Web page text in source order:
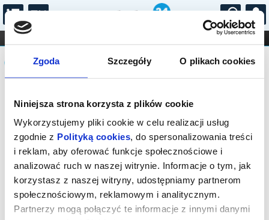
Zgoda Szczegóły O plikach cookies
Niniejsza strona korzysta z plików cookie
Wykorzystujemy pliki cookie w celu realizacji usług
zgodnie z Polityką cookies, do spersonalizowania treści
i reklam, aby oferować funkcje społecznościowe i
analizować ruch w naszej witrynie. Informacje o tym, jak
korzystasz z naszej witryny, udostępniamy partnerom
społecznościowym, reklamowym i analitycznym.
Partnerzy mogą połączyć te informacje z innymi danymi
...
FILHARMONIA OPERA I BALET
STAND-UP
DLA DZIECI
Komunikat
Sprzedaż biletów on-line na wydarzenie
została zakończona.